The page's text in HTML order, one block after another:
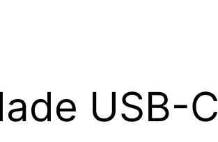
USB-C